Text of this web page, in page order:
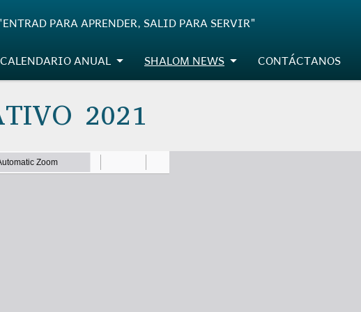
PARA APRENDER, SALID PARA SERVIR"
CALENDARIO ANUAL SHALOM NEWS CONTÁCTANOS
2021